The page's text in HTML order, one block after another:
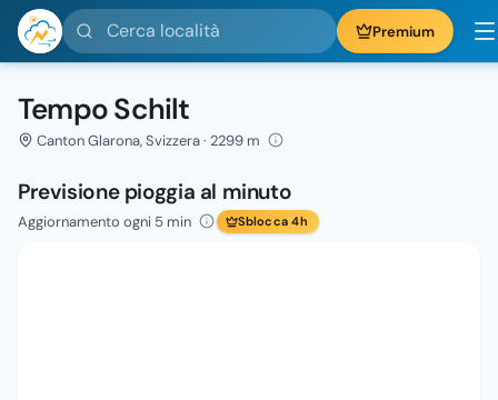
Cerca località Premium
Tempo Schilt
Canton Glarona, Svizzera · 2299 m
Previsione pioggia al minuto
Aggiornamento ogni 5 min Sblocca 4h